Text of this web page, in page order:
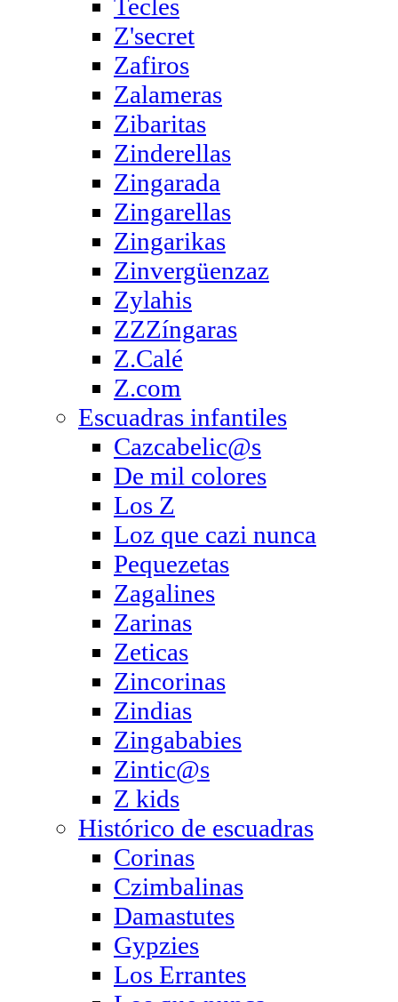
Tecles
Z'secret
Zafiros
Zalameras
Zibaritas
Zinderellas
Zingarada
Zingarellas
Zingarikas
Zinvergüenzaz
Zylahis
ZZZíngaras
Z.Calé
Z.com
Escuadras infantiles
Cazcabelic@s
De mil colores
Los Z
Loz que cazi nunca
Pequezetas
Zagalines
Zarinas
Zeticas
Zincorinas
Zindias
Zingababies
Zintic@s
Z kids
Histórico de escuadras
Corinas
Czimbalinas
Damastutes
Gypzies
Los Errantes